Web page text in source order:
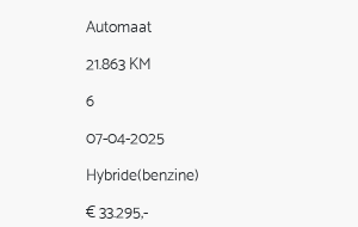
Automaat
21.863 KM
6
07-04-2025
Hybride(benzine)
€ 33.295,-